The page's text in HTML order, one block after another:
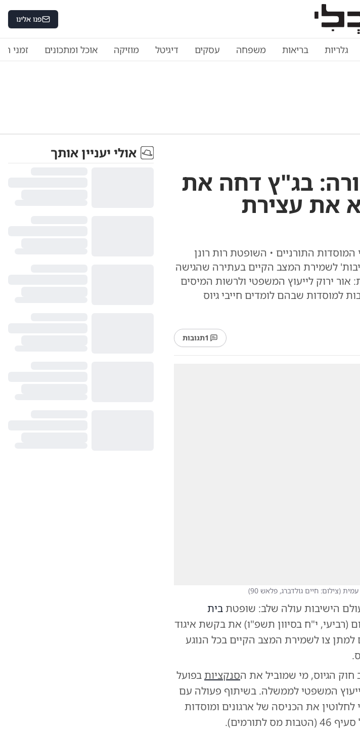
פנו אלינו
גלריות בריאות משפחה עסקים דיגיטל מוזיקה אוכל ומתכונים זמני
בג"ץ דחה את
את עצירת
התורניים • השופטת רות רונן
לשמירת המצב הקיים בעתירה שהגישה
ירוק לייעוץ המשפטי ולרשות המיסים
למוסדות שבהם לומדים חייבי גיוס
1תגובות
עמית (צילום: חיים גולדברג, פלאש 90 )
הישיבות עולה שלב: שופטתבית
(רביעי, י"ח בסיוון תשפ"ו) את בקשת איגוד
למתן צו לשמירת המצב הקיים בכל הנוגע
הגיוס, מי שמוביל את הסנקציותבפועל
המשפטי לממשלה. בשיתוף פעולה עם
את הכניסה של ארגונים ומוסדות
אולי יעניין אותך